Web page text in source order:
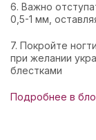
6. Важно
0,5-1 мм,
7. Покройте
при желании
блестками
Подробнее в